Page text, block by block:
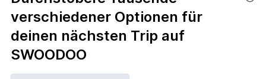
verschiedener Optionen für
deinen nächsten Trip auf
SWOODOO